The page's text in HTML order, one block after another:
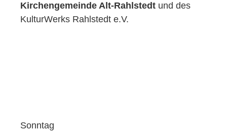
Kirchengemeinde Alt-Rahlstedt und des
KulturWerks Rahlstedt e.V.
Sonntag